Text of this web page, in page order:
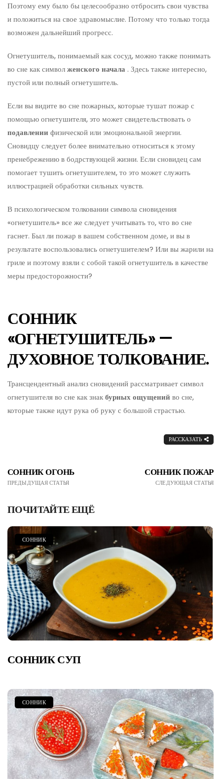
Поэтому ему было бы целесообразно отбросить свои чувства
и положиться на свое здравомыслие. Потому что только тогда
возможен дальнейший прогресс.
Огнетушитель, понимаемый как сосуд, можно также понимать
во сне как символженского начала . Здесь также интересно,
пустой или полный огнетушитель.
Если вы видите во сне пожарных, которые тушат пожар с
помощью огнетушителя, это может свидетельствовать о
подавлении физической или эмоциональной энергии.
Сновидцу следует более внимательно относиться к этому
пренебрежению в бодрствующей жизни. Если сновидец сам
помогает тушить огнетушителем, то это может служить
иллюстрацией обработки сильных чувств.
В психологическом толковании символа сновидения
«огнетушитель» все же следует учитывать то, что во сне
гаснет. Был ли пожар в вашем собственном доме, и вы в
результате воспользовались огнетушителем? Или вы жарили на
гриле и поэтому взяли с собой такой огнетушитель в качестве
меры предосторожности?
СОННИК
«ОГНЕТУШИТЕЛЬ» —
ДУХОВНОЕ ТОЛКОВАНИЕ.
Трансцендентный анализ сновидений рассматривает символ
огнетушителя во сне как знакбурных ощущений во сне,
которые также идут рука об руку с большой страстью.
РАССКАЗАТЬ
СОННИК ОГОНЬ
ПРЕДЫДУЩАЯ СТАТЬЯ
СОННИК ПОЖАР
СЛЕДУЮЩАЯ СТАТЬЯ
ПОЧИТАЙТЕ ЕЩЁ
СОННИК
СОННИК СУП
СОННИК